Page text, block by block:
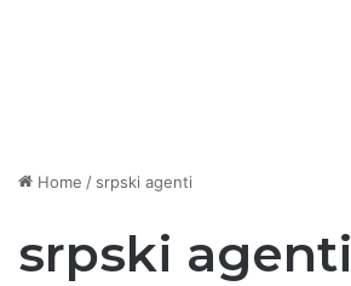
Home / srpski agenti
srpski agenti